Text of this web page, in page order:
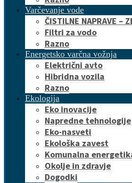
Varčevanje vode
ČISTILNE NAPRAVE –
Filtri za vodo
Razno
Energetsko varčna vožnja
Električni avto
Hibridna vozila
Razno
Ekologija
Eko inovacije
Napredne tehnologije
Eko-nasveti
Ekološka zavest
Komunalna
Okolje in zdravje
Dogodki